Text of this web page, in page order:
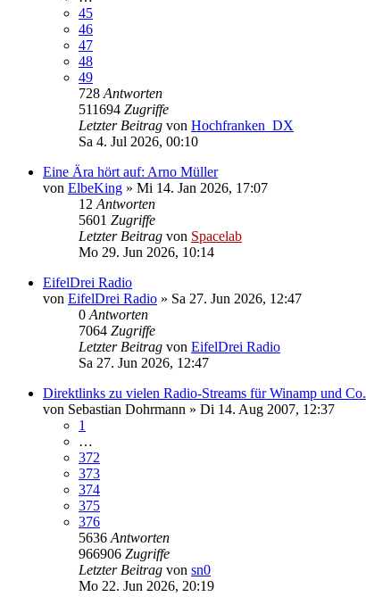
45
46
47
48
49
728 Antworten
511694 Zugriffe
Letzter Beitrag von Hochfranken_DX
Sa 4. Jul 2026, 00:10
Eine Ära hört auf: Arno Müller
von ElbeKing » Mi 14. Jan 2026, 17:07
12 Antworten
5601 Zugriffe
Letzter Beitrag von Spacelab
Mo 29. Jun 2026, 10:14
EifelDrei Radio
von EifelDrei Radio » Sa 27. Jun 2026, 12:47
0 Antworten
7064 Zugriffe
Letzter Beitrag von EifelDrei Radio
Sa 27. Jun 2026, 12:47
Direktlinks zu vielen Radio-Streams für Winamp und Co.
von Sebastian Dohrmann » Di 14. Aug 2007, 12:37
1
…
372
373
374
375
376
5636 Antworten
966906 Zugriffe
Letzter Beitrag von sn0
Mo 22. Jun 2026, 20:19